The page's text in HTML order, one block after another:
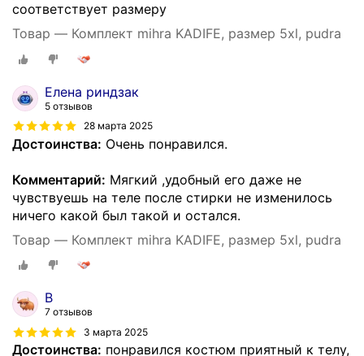
соответствует размеру
Товар — Комплект mihra KADIFE, размер 5xl, pudra
Елена риндзак
5 отзывов
28 марта 2025
Достоинства: Очень понравился.
Комментарий: Мягкий ,удобный его даже не
чувствуешь на теле после стирки не изменилось
ничего какой был такой и остался.
Товар — Комплект mihra KADIFE, размер 5xl, pudra
В
7 отзывов
3 марта 2025
Достоинства: понравился костюм приятный к телу,